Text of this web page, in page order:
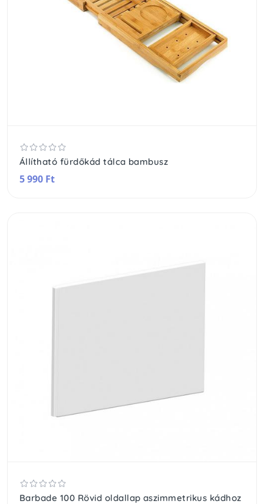
Állítható fürdőkád tálca bambusz
5 990 Ft
Barbade 100 Rövid oldallap aszimmetrikus kádhoz